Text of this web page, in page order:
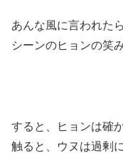
あんな風に言われた
シーンのヒョンの笑
すると、ヒョンは確
触ると、ウヌは過剰